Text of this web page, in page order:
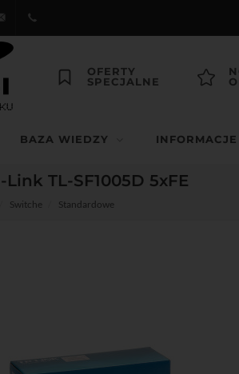
OFERTY
SPECJALNE
BAZA WIEDZY INFORMACJE
TL-SF1005D 5xFE
Switche Standardowe